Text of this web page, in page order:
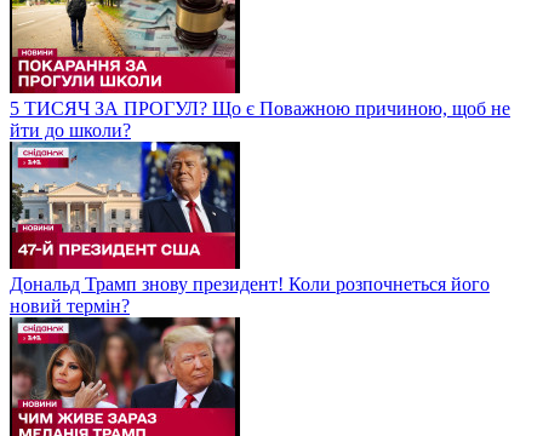
5 ТИСЯЧ ЗА ПРОГУЛ? Що є Поважною причиною, щоб не
йти до школи?
Дональд Трамп знову президент! Коли розпочнеться його
новий термін?